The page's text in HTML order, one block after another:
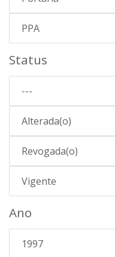
PPA
Status
---
Alterada(o)
Revogada(o)
Vigente
Ano
1997